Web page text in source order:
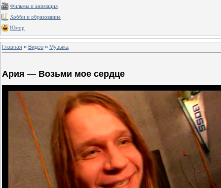
Фильмы и анимация
Хобби и образование
Юмор
Главная » Видео » Музыка
Ария — Возьми мое сердце